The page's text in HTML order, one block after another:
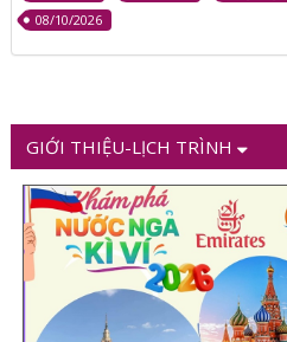
08/10/2026
GIỚI THIỆU-LỊCH TRÌNH